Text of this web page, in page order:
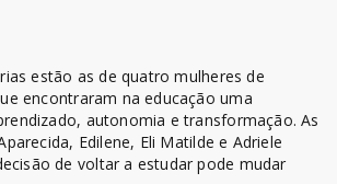
estão as de quatro mulheres de
encontraram na educação uma
autonomia e transformação. As
Edilene, Eli Matilde e Adriele
de voltar a estudar pode mudar